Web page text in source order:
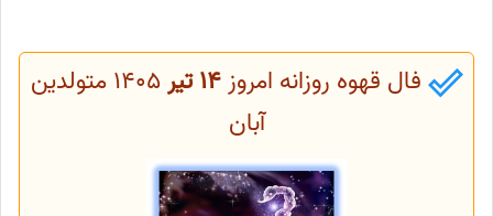
فال قهوه روزانه امروز14 تیر
1405 متولدین
آبان